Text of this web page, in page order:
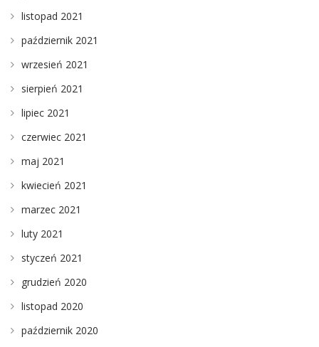
listopad 2021
październik 2021
wrzesień 2021
sierpień 2021
lipiec 2021
czerwiec 2021
maj 2021
kwiecień 2021
marzec 2021
luty 2021
styczeń 2021
grudzień 2020
listopad 2020
październik 2020